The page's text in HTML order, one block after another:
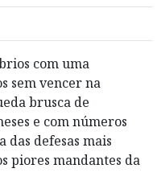
com uma
sem vencer na
brusca de
e com números
das defesas mais
piores mandantes da